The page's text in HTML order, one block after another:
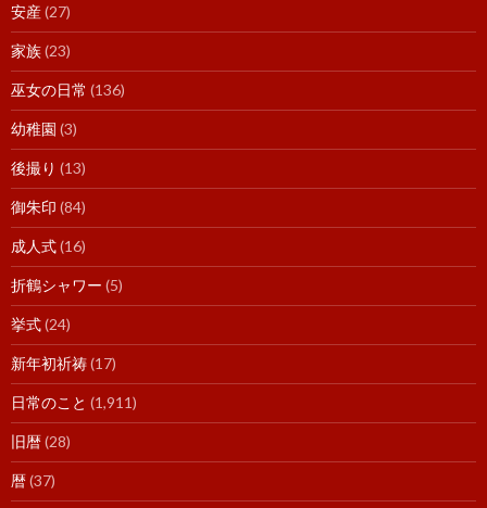
安産(27)
家族(23)
巫女の日常 (136)
幼稚園 (3)
後撮り (13)
御朱印 (84)
成人式(16)
折鶴シャワー (5)
挙式(24)
新年初祈祷(17)
日常のこと (1,911)
旧暦(28)
暦(37)